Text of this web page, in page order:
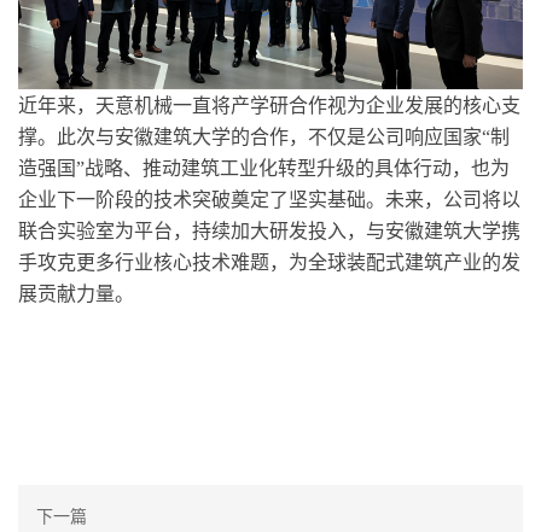
近年来，天意机械一直将产学研合作视为企业发展的核心支
撑。此次与安徽建筑大学的合作，不仅是公司响应国家“制
造强国”战略、推动建筑工业化转型升级的具体行动，也为
企业下一阶段的技术突破奠定了坚实基础。未来，公司将以
联合实验室为平台，持续加大研发投入，与安徽建筑大学携
手攻克更多行业核心技术难题，为全球装配式建筑产业的发
展贡献力量。
下一篇